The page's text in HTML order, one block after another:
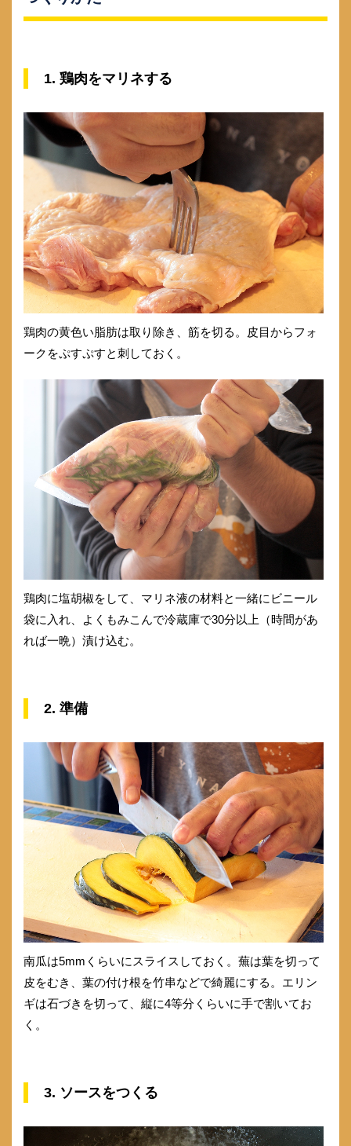
1. 鶏肉をマリネする
鶏肉の黄色い脂肪は取り除き、筋を切る。皮目からフォ
ークをぷすぷすと刺しておく。
鶏肉に塩胡椒をして、マリネ液の材料と一緒にビニール
袋に入れ、よくもみこんで冷蔵庫で30分以上（時間があ
れば一晩）漬け込む。
2. 準備
南瓜は5mmくらいにスライスしておく。蕪は葉を切って
皮をむき、葉の付け根を竹串などで綺麗にする。エリン
ギは石づきを切って、縦に4等分くらいに手で割いてお
く。
3. ソースをつくる